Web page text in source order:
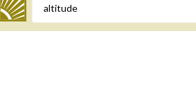
Termo a buscar